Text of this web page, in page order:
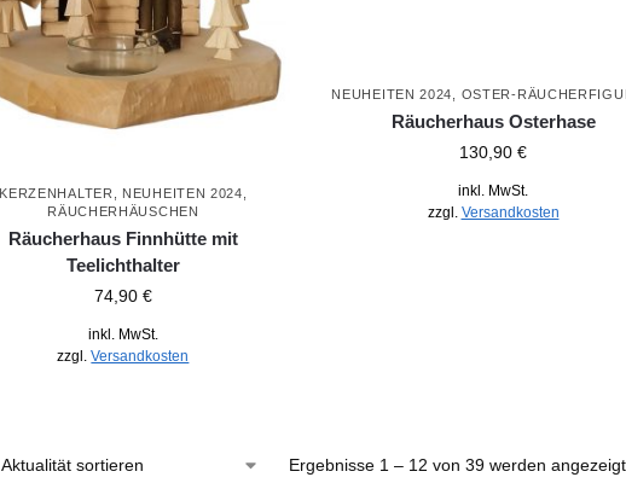
KERZENHALTER NEUHEITEN 2024
RÄUCHERHÄUSCHEN
Räucherhaus Finnhütte mit
Teelichthalter
74,90 €
inkl. MwSt.
zzgl.Versandkosten
NEUHEITEN 2024 OSTER-
Räucherhaus Osterhase
130,90 €
inkl. MwSt.
zzgl. Versandkosten
Ergebnisse 1 – 12 von 39 werden angezeigt